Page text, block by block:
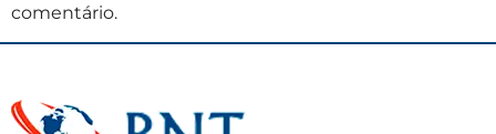
comentário.